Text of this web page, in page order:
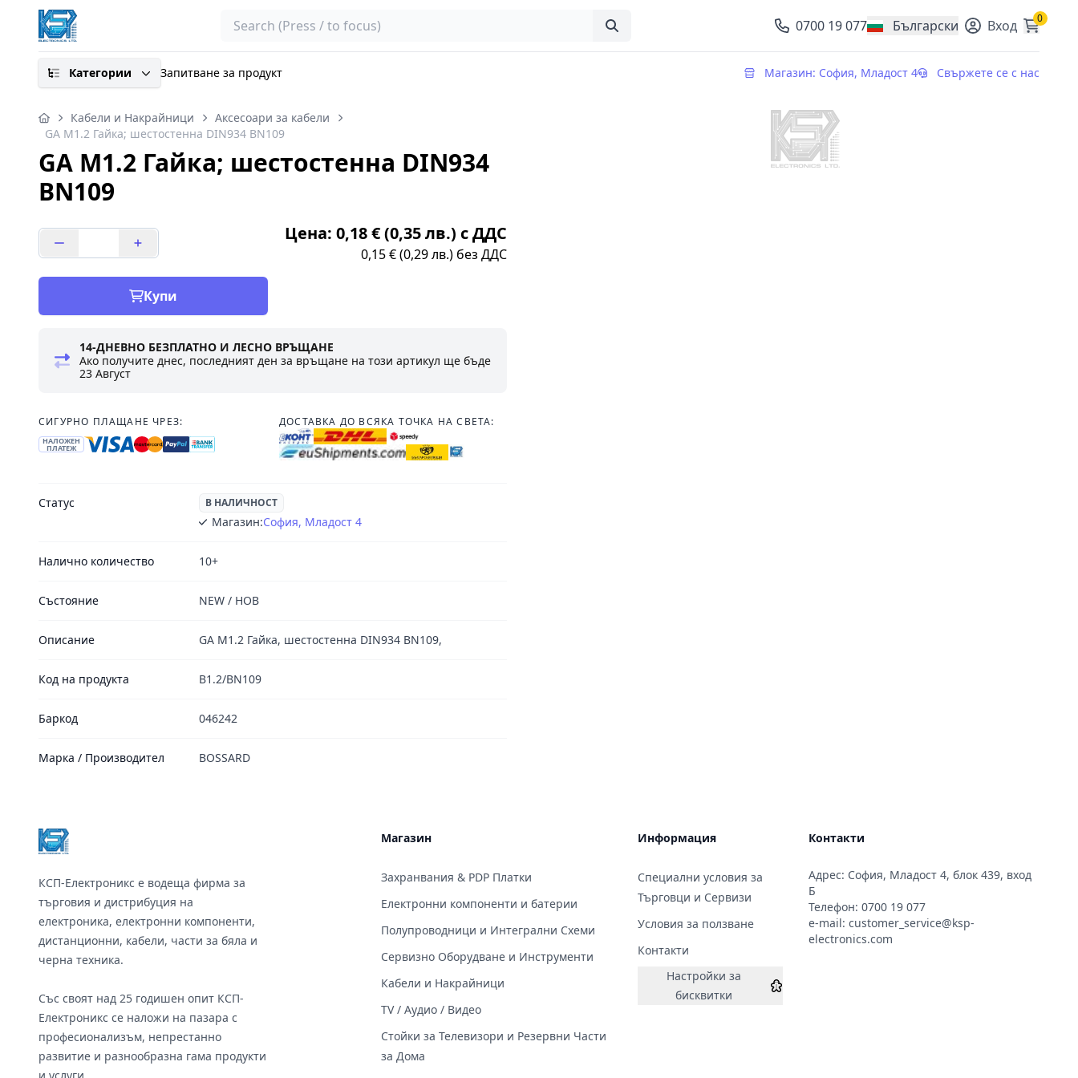
Search 0700 19 077 Български
, change currency Вход 0
Категории Запитване за продукт Магазин: София, Младост 4 Свържете се с нас
Кабели и Накрайници
Аксесоари за кабели
GA M1.2 Гайка; шестостенна DIN934 BN109
GA M1.2 Гайка; шестостенна DIN934
BN109
Цена: 0,18 € (0,35 лв.) с ДДС
0,15 € (0,29 лв.) без ДДС
Купи
14-ДНЕВНО БЕЗПЛАТНО И ЛЕСНО ВРЪЩАНЕ
Ако получите днес, последният ден за връщане на този артикул ще бъде
23 Август
СИГУРНО ПЛАЩАНЕ ЧРЕЗ:
НАЛОЖЕН
ПЛАТЕЖ
ДОСТАВКА ДО ВСЯКА ТОЧКА НА СВЕТА:
Статус В НАЛИЧНОСТ
Магазин:София, Младост 4
Налично количество 10+
Състояние NEW / НОВ
Описание GA M1.2 Гайка, шестостенна DIN934 BN109,
Код на продукта B1.2/BN109
Баркод 046242
Марка / Производител BOSSARD
КСП-Електроникс е водеща фирма за
търговия и дистрибуция на
електроника, електронни компоненти,
дистанционни, кабели, части за бяла и
черна техника.
Със своят над 25 годишен опит КСП-
Електроникс се наложи на пазара с
професионализъм, непрестанно
развитие и разнообразна гама продукти
Магазин
Захранвания & PDP Платки
Електронни компоненти и батерии
Полупроводници и Интегрални Схеми
Сервизно Оборудване и Инструменти
Кабели и Накрайници
TV / Аудио / Видео
Стойки за Телевизори и Резервни Части
за Дома
Информация
Специални условия за
Търговци и Сервизи
Условия за ползване
Контакти
Настройки за
бисквитки
Контакти
Адрес: София, Младост 4, блок 439, вход
Б
Телефон: 0700 19 077
e-mail: customer_service@ksp-
electronics.com